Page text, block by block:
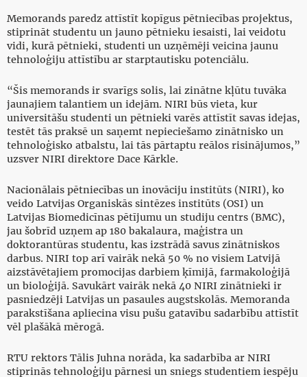
Memorands paredz attīstīt kopīgus pētniecības projektus,
stiprināt studentu un jauno pētnieku iesaisti, lai veidotu
vidi, kurā pētnieki, studenti un uzņēmēji veicina jaunu
tehnoloģiju attīstību ar starptautisku potenciālu.
“Šis memorands ir svarīgs solis, lai zinātne kļūtu tuvāka
jaunajiem talantiem un idejām. NIRI būs vieta, kur
universitāšu studenti un pētnieki varēs attīstīt savas idejas,
testēt tās praksē un saņemt nepieciešamo zinātnisko un
tehnoloģisko atbalstu, lai tās pārtaptu reālos risinājumos,”
uzsver NIRI direktore Dace Kārkle.
Nacionālais pētniecības un inovāciju institūts (NIRI), ko
veido Latvijas Organiskās sintēzes institūts (OSI) un
Latvijas Biomedicīnas pētījumu un studiju centrs (BMC),
jau šobrīd uzņem ap 180 bakalaura, maģistra un
doktorantūras studentu, kas izstrādā savus zinātniskos
darbus. NIRI top arī vairāk nekā 50 % no visiem Latvijā
aizstāvētajiem promocijas darbiem ķīmijā, farmakoloģijā
un bioloģijā. Savukārt vairāk nekā 40 NIRI zinātnieki ir
pasniedzēji Latvijas un pasaules augstskolās. Memoranda
parakstīšana apliecina visu pušu gatavību sadarbību attīstīt
vēl plašākā mērogā.
RTU rektors Tālis Juhna norāda, ka sadarbība ar NIRI
stiprinās tehnoloģiju pārnesi un sniegs studentiem iespēju